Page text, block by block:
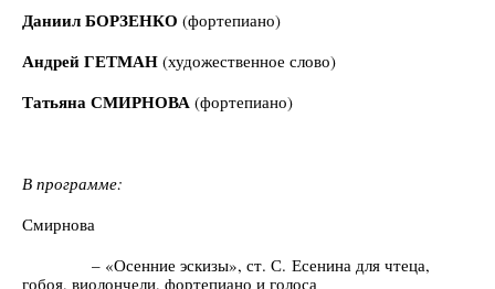
Даниил БОРЗЕНКО (фортепиано)
Андрей ГЕТМАН (художественное слово)
Татьяна СМИРНОВА (фортепиано)
В программе:
Смирнова
– «Осенние эскизы», ст. С. Есенина для чтеца,
гобоя, виолончели, фортепиано и голоса